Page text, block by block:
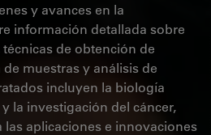
y avances en la
información detallada sobre
de obtención de
muestras y análisis de
incluyen la biología
la investigación del cáncer,
las aplicaciones e innovaciones